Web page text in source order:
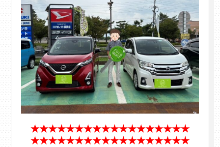
★★★★★★★★★★★★★★★★★★
★★★★★★★★★★★★★★★★★★